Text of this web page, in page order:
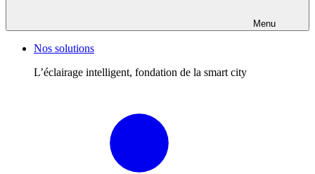
Menu
Nos solutions
L’éclairage intelligent, fondation de la smart city